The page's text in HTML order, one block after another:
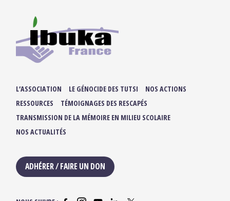
L’ASSOCIATION LE GÉNOCIDE DES TUTSI
NOS ACTIONS
RESSOURCES
TÉMOIGNAGES DES RESCAPÉS
TRANSMISSION DE LA MÉMOIRE EN MILIEU SCOLAIRE
NOS ACTUALITÉS
ADHÉRER / FAIRE UN DON